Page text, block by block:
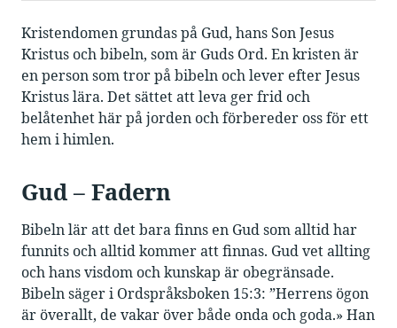
Kristendomen grundas på Gud, hans Son Jesus
Kristus och bibeln, som är Guds Ord. En kristen är
en person som tror på bibeln och lever efter Jesus
Kristus lära. Det sättet att leva ger frid och
belåtenhet här på jorden och förbereder oss för ett
hem i himlen.
Gud – Fadern
Bibeln lär att det bara finns en Gud som alltid har
funnits och alltid kommer att finnas. Gud vet allting
och hans visdom och kunskap är obegränsade.
Bibeln säger i Ordspråksboken 15:3: ”Herrens ögon
är överallt, de vakar över både onda och goda.» Han